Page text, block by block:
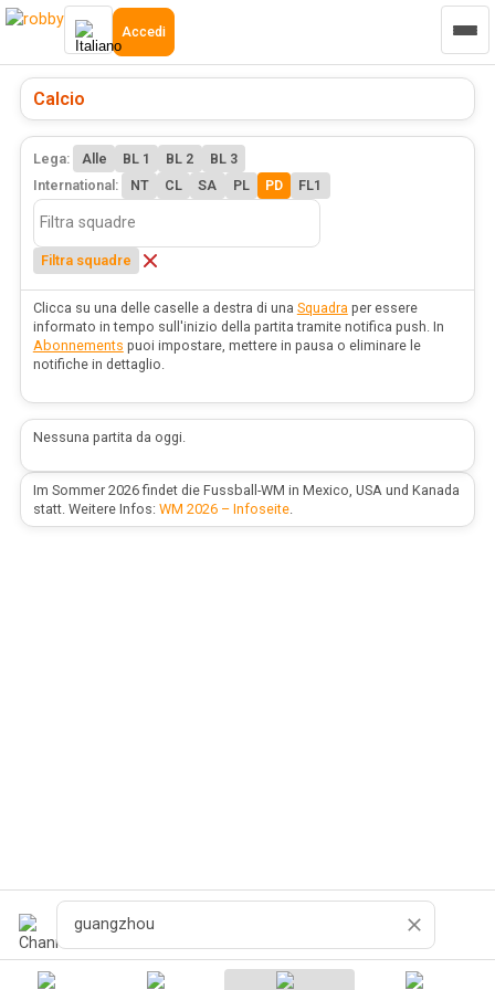
Accedi
Calcio
Lega: Alle BL 1 BL 2
BL 3
International:
NT CL SA PL PD FL1
Filtra squadre
Clicca su una delle caselle a destra di una Squadraper essere
informato in tempo sull'inizio della partita tramite notifica push. In
Abonnements puoi impostare, mettere in pausa o eliminare le
notifiche in dettaglio.
Nessuna partita da oggi.
Im Sommer 2026 findet die Fussball-WM in Mexico, USA und Kanada
statt. Weitere Infos: WM 2026 – Infoseite.
Cerca